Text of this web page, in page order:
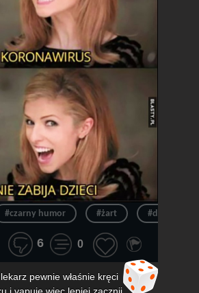
#czarny humor #żart #dowcip
6 0
pewnie właśnie kręci